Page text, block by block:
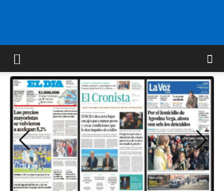
FM
GOLD
ORAN
107.1